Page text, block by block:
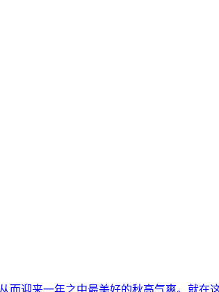
迎来一年之中最美好的秋高气爽。就在